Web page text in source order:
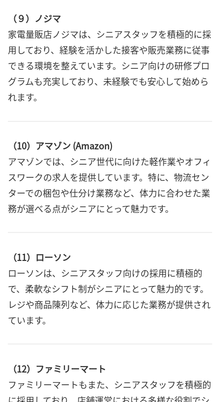
（９）ノジマ
家電量販店ノジマは、シニアスタッフを積極的に採
用しており、経験を活かした接客や販売業務に従事
できる環境を整えています。シニア向けの研修プロ
グラムも充実しており、未経験でも安心して始めら
れます。
（10）アマゾン (Amazon)
アマゾンでは、シニア世代に向けた軽作業やオフィ
スワークの求人を提供しています。特に、物流セン
ターでの梱包や仕分け業務など、体力に合わせた業
務が選べる点がシニアにとって魅力です。
（11）ローソン
ローソンは、シニアスタッフ向けの採用に積極的
で、柔軟なシフト制がシニアにとって魅力的です。
レジや商品陳列など、体力に応じた業務が提供され
ています。
（12）ファミリーマート
ファミリーマートもまた、シニアスタッフを積極的